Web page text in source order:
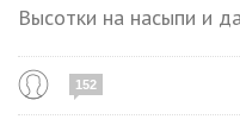
Высотки на насыпи и
152